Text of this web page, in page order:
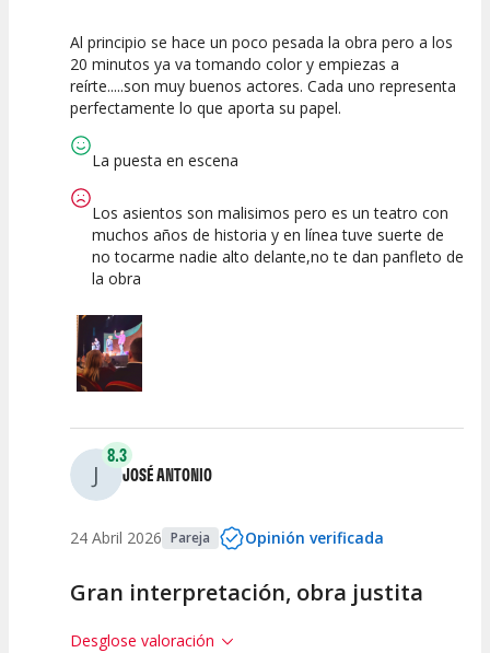
10
Calidad del
Espectáculo
10
Puesta en
Escena
10
Interpretación
artística
Al principio se hace un poco pesada la obra pero a los
20 minutos ya va tomando color y empiezas a
reírte.....son muy buenos actores. Cada uno representa
perfectamente lo que aporta su papel.
La puesta en escena
Los asientos son malisimos pero es un teatro con
muchos años de historia y en línea tuve suerte de
no tocarme nadie alto delante,no te dan panfleto de
la obra
J
8.3
JOSÉ ANTONIO
24 Abril 2026 Pareja Opinión verificada
Gran interpretación, obra justita
Desglose valoración